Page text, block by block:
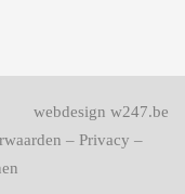
– Privacy –
webdesign w247.be